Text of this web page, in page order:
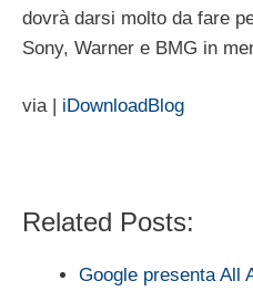
dovrà darsi molto da fare
Sony, Warner e BMG in
via | iDownloadBlog
Related Posts:
Google presenta All